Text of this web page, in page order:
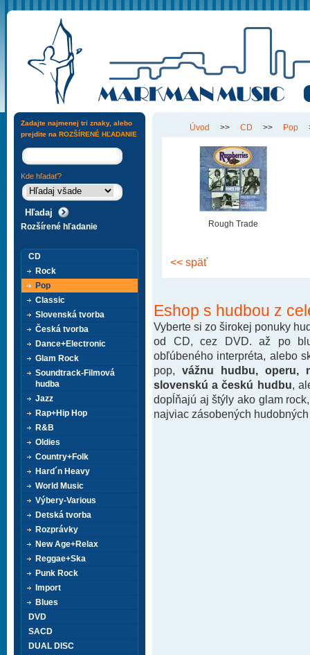
Úvod >> CD >> Pop
Rough Trade
<< späť
Eshop s hudbou z
Vyberte si zo širokej ponuky
od CD, cez DVD. až po
obľúbeného interpréta, alebo
pop, vážnu hudbu, operu,
slovenskú a českú hudbu ,
dopĺňajú aj štýly ako glam
najviac zásobených
Zadajte najmenej tri znaky, alebo
prejdite na ROZŠÍRENÉ HĽADANIE
Kde hľadať?
Rozšírené hľadanie
CD
Rock
Pop
Classic
Slovenská tvorba
Česká tvorba
Dance+Electronic
Glam Rock
Soundtrack-Filmová
hudba
Jazz
Rap+Hip Hop
R&B
Oldies
Country+Folk
Hard´n Heavy
World Music
Výbery-Various
Detská tvorba
Rozprávky
New Age+Relax
Reggae+Ska
Punk Rock
Import
Blues
DVD
SACD
DUAL DISC